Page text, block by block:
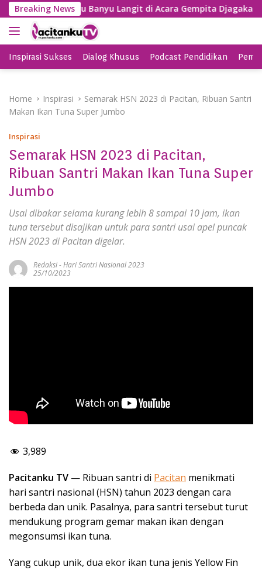
k
p
o
Breaking News
SBY Nyanyi Lagu Banyu Langit di Acara Gempita Djagakarya
Inspirasi Sukses Dialog Khusus Podcast Pendidikan
Home Inspirasi
Semarak HSN 2023 di Pacitan, Ribuan Santri
Makan Ikan Tuna Super Jumbo
Inspirasi
Semarak HSN 2023 di Pacitan,
Ribuan Santri Makan Ikan Tuna Super
Jumbo
Usai dibakar selama kurang lebih 8 sampai 10 jam, ikan
tuna tersebut disajikan untuk para santri usai apel puncak
HSN 2023 di Pacitan digelar.
Redaksi-Hari Santri Nasional 2023
25/10/2023
3,989
Pacitanku TV — Ribuan santri di Pacitan menikmati
hari santri nasional (HSN) tahun 2023 dengan cara
berbeda dan unik. Pasalnya, para santri tersebut turut
mendukung program gemar makan ikan dengan
megonsumsi ikan tuna.
Yang cukup unik, dua ekor ikan tuna jenis Yellow Fin